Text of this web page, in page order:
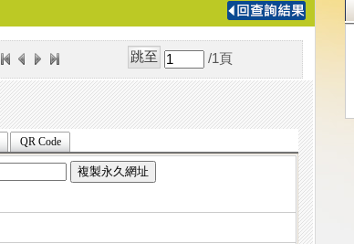
導
/1 頁
QR Code
複製永久網址